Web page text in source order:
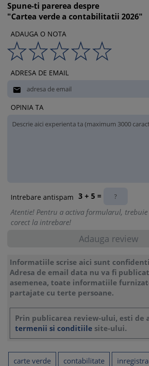
Spune-ti parerea despre
"Cartea verde a contabilitatii 2026"
ADAUGA O NOTA
ADRESA DE EMAIL

OPINIA TA
Intrebare antispam 3 + 5 =
Atentie! Pentru a activa formularul,
corect la intrebare!
Informatiile scrise aici sunt
Adresa de email data nu va fi
asemenea, toate informatiile
partajate cu terte persoane.
Prin publicarea review-ului, esti de
termenii si conditiile site-ului.
carte verde contabilitate